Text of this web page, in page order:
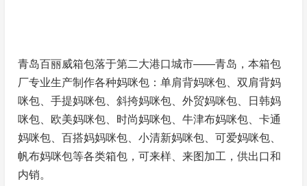
青岛百丽威箱包落于第二大港口城市——青岛，本箱包
厂专业生产制作各种妈咪包：单肩背妈咪包、双肩背妈
咪包、手提妈咪包、斜挎妈咪包、外贸妈咪包、日韩妈
咪包、欧美妈咪包、时尚妈咪包、牛津布妈咪包、卡通
妈咪包、百搭妈妈咪包、小清新妈咪包、可爱妈咪包、
帆布妈咪包等各类箱包，可来样、来图加工，供出口和
内销。